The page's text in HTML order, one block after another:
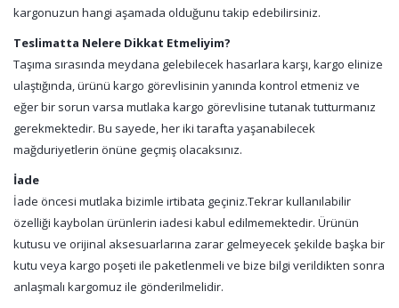
kargonuzun hangi aşamada olduğunu takip edebilirsiniz.
Teslimatta Nelere Dikkat Etmeliyim?
Taşıma sırasında meydana gelebilecek hasarlara karşı, kargo elinize
ulaştığında, ürünü kargo görevlisinin yanında kontrol etmeniz ve
eğer bir sorun varsa mutlaka kargo görevlisine tutanak tutturmanız
gerekmektedir. Bu sayede, her iki tarafta yaşanabilecek
mağduriyetlerin önüne geçmiş olacaksınız.
İade
İade öncesi mutlaka bizimle irtibata geçiniz.Tekrar kullanılabilir
özelliği kaybolan ürünlerin iadesi kabul edilmemektedir. Ürünün
kutusu ve orijinal aksesuarlarına zarar gelmeyecek şekilde başka bir
kutu veya kargo poşeti ile paketlenmeli ve bize bilgi verildikten sonra
anlaşmalı kargomuz ile gönderilmelidir.